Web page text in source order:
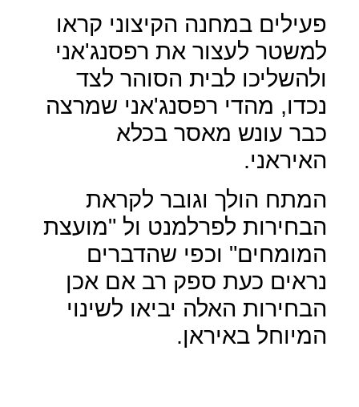
פעילים במחנה הקיצוני קראו
למשטר לעצור את רפסנג'אני
ולהשליכו לבית הסוהר לצד
נכדו, מהדי רפסנג'אני שמרצה
כבר עונש מאסר בכלא
האיראני.
המתח הולך וגובר לקראת
הבחירות לפרלמנט ול "מועצת
המומחים" וכפי שהדברים
נראים כעת ספק רב אם אכן
הבחירות האלה יביאו לשינוי
המיוחל באיראן.